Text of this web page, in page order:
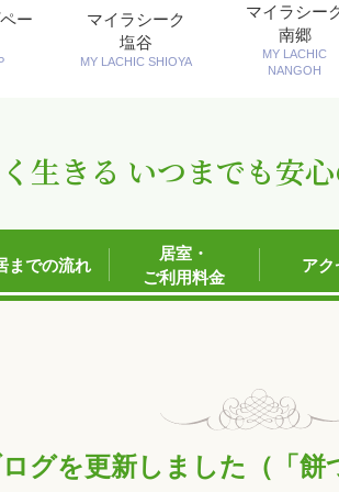
ー
マイラシーク
塩谷
MY LACHIC SHIOYA
マイラシー
南郷
MY LACHIC
NANGOH
生きる いつまでも安心
までの流れ
居室・
ご利用料金
アク
グを更新しました（「餅